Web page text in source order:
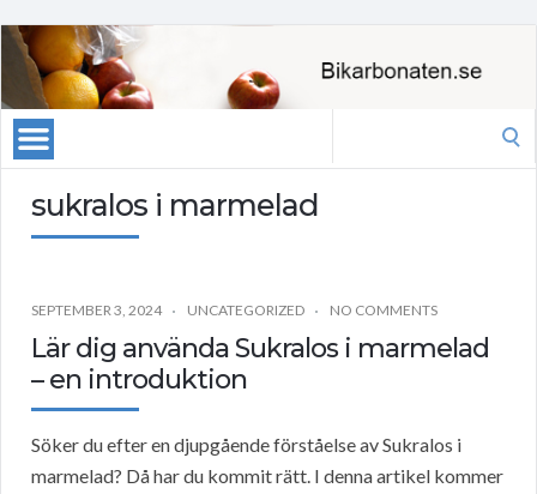
sukralos i marmelad
SEPTEMBER 3, 2024 UNCATEGORIZED NO COMMENTS
Lär dig använda Sukralos i marmelad
– en introduktion
Söker du efter en djupgående förståelse av Sukralos i
marmelad? Då har du kommit rätt. I denna artikel kommer